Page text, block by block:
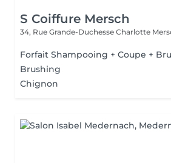
S Coiffure Mersch
34, Rue Grande-Duchesse Charlotte
Forfait Shampooing + Coupe +
Brushing
Chignon